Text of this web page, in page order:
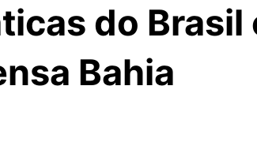
do Brasil
Bahia